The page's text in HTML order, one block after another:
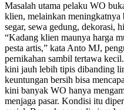
Masalah utama pelaku WO
klien, melainkan meningkatnya
segar, sewa gedung, dekorasi,
“Kadang klien maunya harga
pesta artis,” kata Anto MJ,
pernikahan sambil tertawa
kini jauh lebih tipis dibanding
keuntungan bersih bisa
kini banyak WO hanya
menjaga pasar. Kondisi itu